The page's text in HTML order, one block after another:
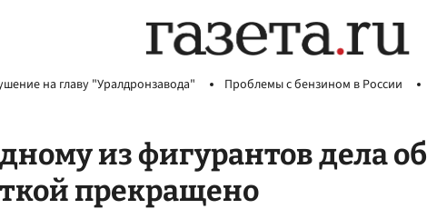
на главу "Уралдронзавода" Проблемы с бензином в России
из фигурантов дела об
прекращено